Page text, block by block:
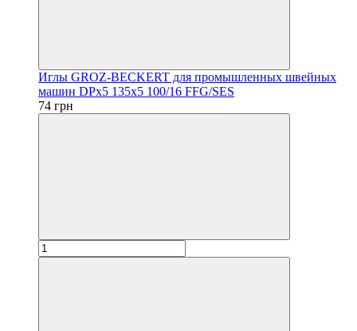
Иглы GROZ-BECKERT для промышленных швейных
машин DPx5 135x5 100/16 FFG/SES
74 грн